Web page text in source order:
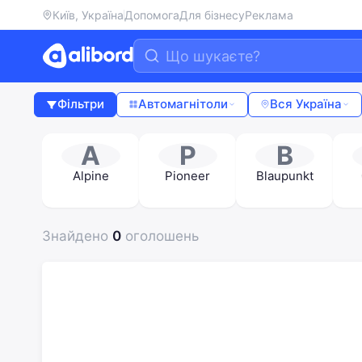
Київ, УкраїнаДопомогаДля бізнесуРеклама
Фільтри Автомагнітоли Вся Україна
A
Alpine
P
Pioneer
B
Blaupunkt
Знайдено 0 оголошень